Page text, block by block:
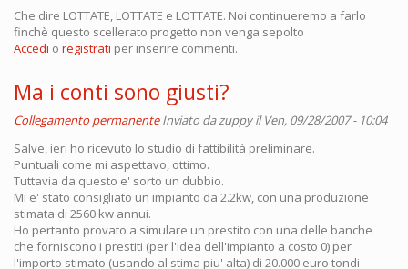
Che dire LOTTATE, LOTTATE e LOTTATE. Noi continueremo a farlo
finchè questo scellerato progetto non venga sepolto
Accedi o registrati per inserire commenti.
Ma i conti sono giusti?
Collegamento permanente Inviato dazuppyil Ven, 09/28/2007 - 10:04
Salve, ieri ho ricevuto lo studio di fattibilità preliminare.
Puntuali come mi aspettavo, ottimo.
Tuttavia da questo e' sorto un dubbio.
Mi e' stato consigliato un impianto da 2.2kw, con una produzione
stimata di 2560 kw annui.
Ho pertanto provato a simulare un prestito con una delle banche
che forniscono i prestiti (per l'idea dell'impianto a costo 0) per
l'importo stimato (usando al stima piu' alta) di 20.000 euro tondi